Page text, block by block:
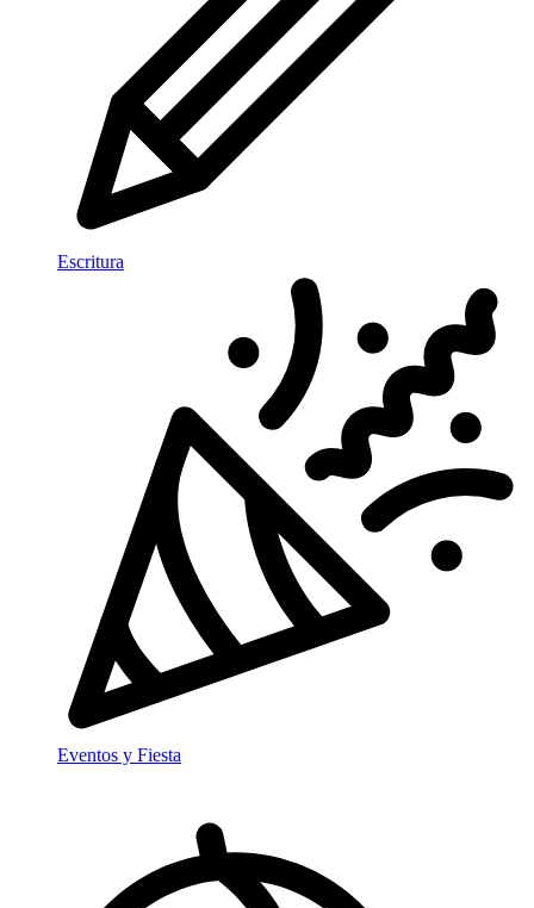
Escritura
Eventos y Fiesta